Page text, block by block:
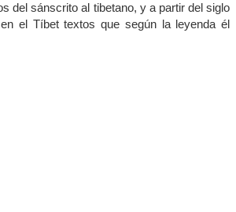
del sánscrito al tibetano, y a partir del siglo
el Tíbet textos que según la leyenda él